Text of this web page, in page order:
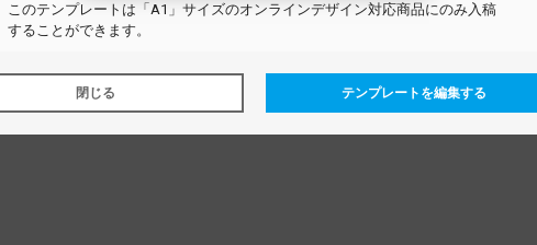
の大型サイズは、イベントや店舗での展示パネルや看板として使いやすい遠くからでも
など店頭装飾や机上に飾りやすいサイズです。また写真やイラストを印刷して作品パネル
このテンプレート は「A1」サイズのオンラインデザイン対応商品にのみ入稿
することができます。
閉じる テンプレートを編集する